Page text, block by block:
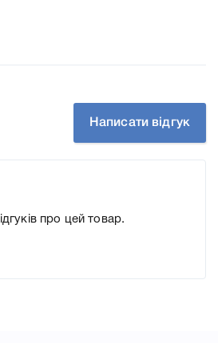
список
до якого підходить Картридж
(C13T754240), що дозволить Вам
Написати відгук
про цей товар.